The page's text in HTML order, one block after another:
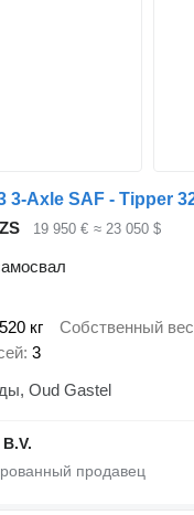
19 950 € ≈ 23 050 $
кг Собственный вес
3
Oud Gastel